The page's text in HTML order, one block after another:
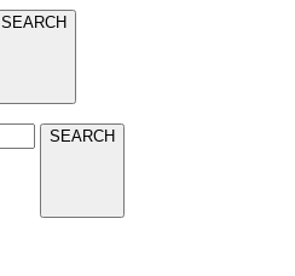
SEARCH
SEARCH